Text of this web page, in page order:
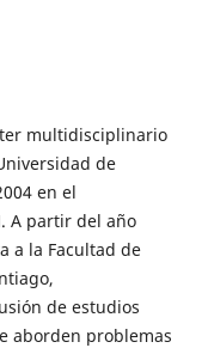
multidisciplinario
de
en el
A partir del año
a la Facultad de
de estudios
aborden problemas